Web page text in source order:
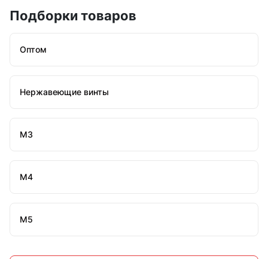
Подборки товаров
Оптом
Нержавеющие винты
М3
М4
М5